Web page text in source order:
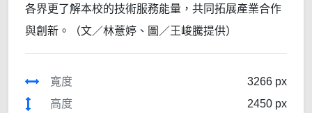
各界更了解本校的技術服務能量，共同拓展產業合作
與創新。（文／林薏婷、圖／王峻騰提供）
寬度
3266 px
高度
2450 px